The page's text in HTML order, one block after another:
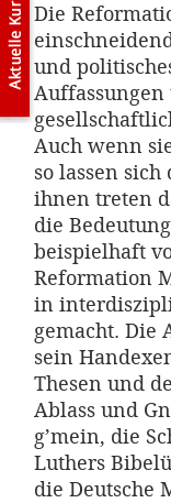
Die
und
Auch wenn
so lassen
ihnen treten
die
beispielhaft
Reformation
in
gemacht. Die
sein
Thesen und
Ablass und
g’mein, die
Luthers
die Deutsche